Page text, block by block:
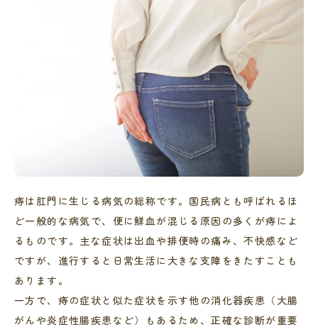
痔は肛門に生じる病気の総称です。国民病とも呼ばれるほ
ど一般的な病気で、便に鮮血が混じる原因の多くが痔によ
るものです。主な症状は出血や排便時の痛み、不快感など
ですが、進行すると日常生活に大きな支障をきたすことも
あります。
一方で、痔の症状と似た症状を示す他の消化器疾患（大腸
がんや炎症性腸疾患など）もあるため、正確な診断が重要